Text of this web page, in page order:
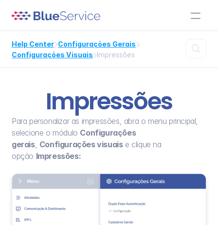
Help CenterConfigurações Gerais
Configurações VisuaisImpressões

Impressões
Para personalizar as impressões, abra o menu principal,
selecione o módulo Configurações
gerais, Configurações visuais e clique na
opção Impressões: